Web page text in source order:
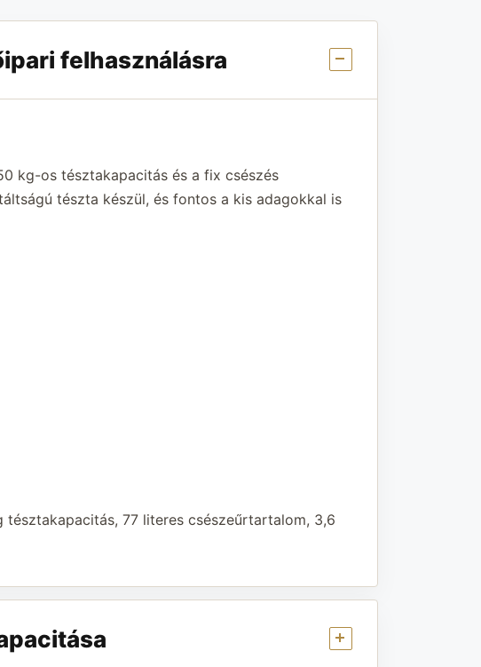
felhasználásra
kg-os tésztakapacitás és a fix csészés
tészta készül, és fontos a kis adagokkal is
77 literes csészeűrtartalom, 3,6